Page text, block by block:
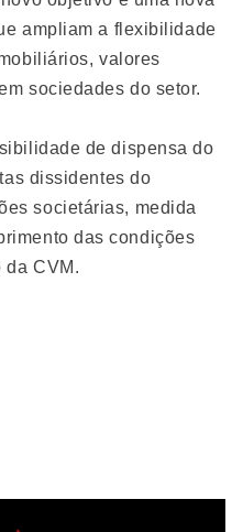
ampliam a flexibilidade
valores
sociedades do setor.
de dispensa do
dissidentes do
societárias, medida
das condições
da CVM.